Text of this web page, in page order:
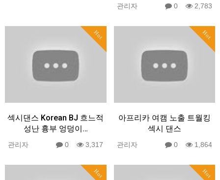
관리자 0 2,783
Hot
섹시댄스 Korean BJ 흐느적
성난 흉부 엉덩이…
관리자 0 3,317
Hot
아프리카 여캠 노출 트월킹
섹시 댄스
관리자 0 1,864
Hot Hot